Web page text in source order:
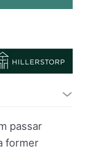
passar
former